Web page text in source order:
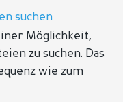
suchen
Möglichkeit,
zu suchen. Das
wie zum